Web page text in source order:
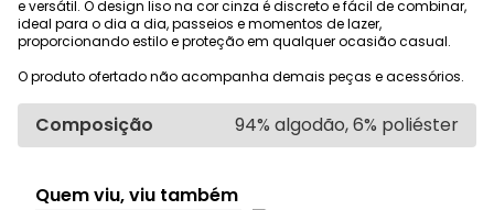
e versátil. O design liso na cor cinza é discreto e fácil de combinar,
ideal para o dia a dia, passeios e momentos de lazer,
proporcionando estilo e proteção em qualquer ocasião casual.
O produto ofertado não acompanha demais peças e acessórios.
Composição 94% algodão, 6% poliéster
Quem viu, viu também